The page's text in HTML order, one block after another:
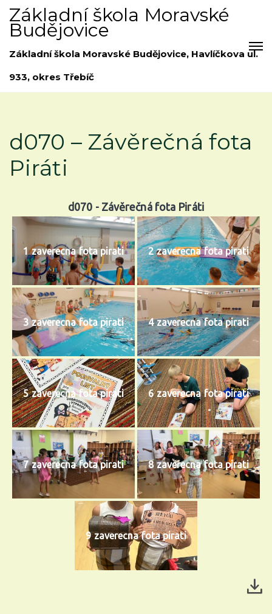
Základní škola Moravské
Budějovice
Základní škola Moravské Budějovice, Havlíčkova ul.
933, okres Třebíč
d070 – Závěrečná fota
Piráti
d070 - Závěrečná fota Piráti
1 zaverecna fota pirati 2 zaverecna fota pirati
3 zaverecna fota pirati 4 zaverecna fota pirati
5 zaverecna fota pirati 6 zaverecna fota pirati
7 zaverecna fota pirati 8 zaverecna fota pirati
9 zaverecna fota pirati